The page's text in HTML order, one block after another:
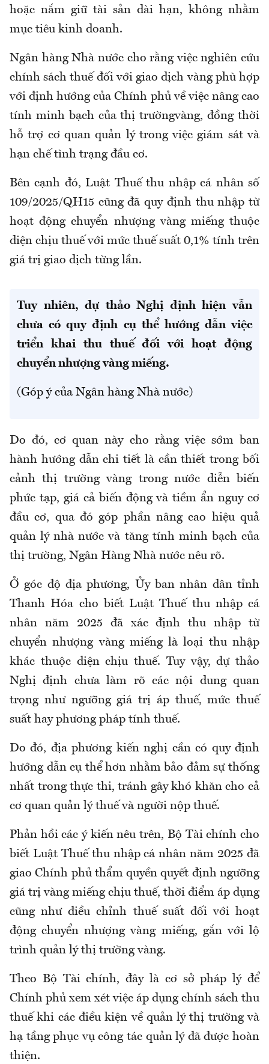
hoặc nắm giữ tài sản dài hạn, không nhằm
mục tiêu kinh doanh.
Ngân hàng Nhà nước cho rằngviệc nghiên cứu
chính sách thuế đối với giao dịch vàng phù hợp
với định hướng củaChính phủ về việc nâng cao
tính minh bạch của thị trườngvàng, đồng thời
hỗ trợ cơ quan quản lý trong việc giám sát và
hạn chế tình trạng đầu cơ.
Bên cạnh đó, Luật Thuế thu nhập cá nhân số
109/2025/QH15 cũngđã quy định thu nhập từ
hoạt động chuyển nhượng vàng miếng thuộc
diện chịu thuế với mức thuế suất 0,1% tính trên
giá trị giao dịch từng lần.
Tuy nhiên, dự thảo Nghị định hiện vẫn
chưa có quy định cụ thể hướng dẫn việc
triển khai thu thuế đối với hoạt động
chuyển nhượng vàng miếng.
(Góp ý của Ngân hàng Nhà nước)
Dođó, cơ quan này cho rằng việc sớm ban
hành hướng dẫn chi tiết là cần thiết trong bối
cảnh thị trường vàng trong nước diễn biến
phức tạp, giá cả biến động và tiềm ẩn nguy cơ
đầu cơ, qua đó góp phần nâng cao hiệu quả
quản lý nhà nước và tăng tính minh bạch của
thị trường, Ngân Hàng Nhà nước nêu rõ.
Ở góc độ địa phương, Ủy ban nhân dân tỉnh
Thanh Hóa cho biết Luật Thuế thu nhập cá
nhân năm 2025 đã xác định thu nhập từ
chuyển nhượng vàng miếng là loại thu nhập
khác thuộc diện chịu thuế. Tuy vậy, dự thảo
Nghị định chưa làm rõ các nội dung quan
trọng như ngưỡng giá trị áp thuế, mức thuế
suất hay phương pháp tính thuế.
Do đó, địa phương kiến nghị cần có quy định
hướng dẫn cụ thể hơn nhằm bảo đảm sự thống
nhất trong thực thi, tránh gây khó khăn cho cả
cơ quan quản lý thuế và người nộp thuế.
Phản hồi các ý kiến nêu trên, Bộ Tài chính cho
biết Luật Thuế thu nhập cá nhân năm 2025 đã
giao Chính phủ thẩm quyền quyết định ngưỡng
giá trị vàng miếng chịu thuế, thời điểm áp dụng
cũng như điều chỉnh thuế suất đối với hoạt
động chuyển nhượng vàng miếng, gắn với lộ
trình quản lý thị trường vàng.
Theo Bộ Tài chính, đây là cơ sở pháp lý để
Chính phủ xem xét việc áp dụng chính sách thu
thuế khi các điều kiện về quản lý thị trường và
hạ tầng phục vụ công tác quản lý đã được hoàn
thiện.